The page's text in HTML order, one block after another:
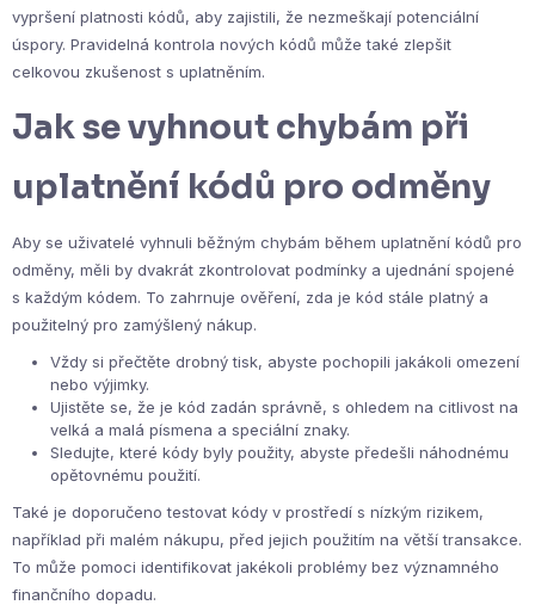
vypršení platnosti kódů, aby zajistili, že nezmeškají potenciální
úspory. Pravidelná kontrola nových kódů může také zlepšit
celkovou zkušenost s uplatněním.
Jak se vyhnout chybám při
uplatnění kódů pro odměny
Aby se uživatelé vyhnuli běžným chybám během uplatnění kódů pro
odměny, měli by dvakrát zkontrolovat podmínky a ujednání spojené
s každým kódem. To zahrnuje ověření, zda je kód stále platný a
použitelný pro zamýšlený nákup.
Vždy si přečtěte drobný tisk, abyste pochopili jakákoli omezení
nebo výjimky.
Ujistěte se, že je kód zadán správně, s ohledem na citlivost na
velká a malá písmena a speciální znaky.
Sledujte, které kódy byly použity, abyste předešli náhodnému
opětovnému použití.
Také je doporučeno testovat kódy v prostředí s nízkým rizikem,
například při malém nákupu, před jejich použitím na větší transakce.
To může pomoci identifikovat jakékoli problémy bez významného
finančního dopadu.